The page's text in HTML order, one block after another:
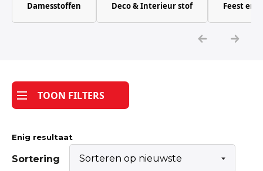
Katoen
Tijdpakker stof
Damesstoffen Deco & Interieur stof Feest en
TOON FILTERS
Enig resultaat
Sortering